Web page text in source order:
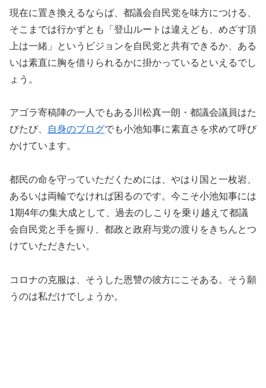
現在に置き換えるならば、都議会自民党を味方につける、
そこまでは行かずとも「登山ルートは違えども、めざす頂
上は一緒」というビジョンを自民党と共有できるか、ある
いは素直に胸を借りられるかに掛かっているといえるでし
ょう。
アゴラ寄稿陣の一人でもある川松真一朗・都議会議員はた
びたび、
自身のブログでも小池知事に素直さを求めて呼び
かけています。
都民の命を守っていただくためには、やはり国と一枚岩、
あるいは両輪でなければ困るのです。今こそ小池知事には
1期4年の集大成として、過去のしこりを乗り越えて都議
会自民党と手を握り、都政と政府与党の渡りをきちんとつ
けていただきたい。
コロナの克服は、そうした恩讐の彼方にこそある。そう願
うのは私だけでしょうか。